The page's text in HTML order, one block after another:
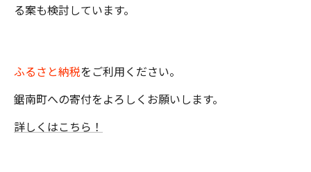
る案も検討しています。
ふるさと納税をご利用ください。
鋸南町への寄付をよろしくお願いします。
詳しくはこちら！